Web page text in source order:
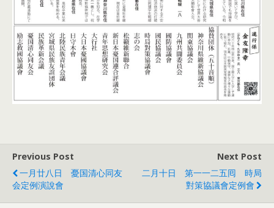
Previous Post
一月廿八日 憂国清心同友
会定例演說會
Next Post
二月十日 第一一二五囘 時局
對策協議會定例會